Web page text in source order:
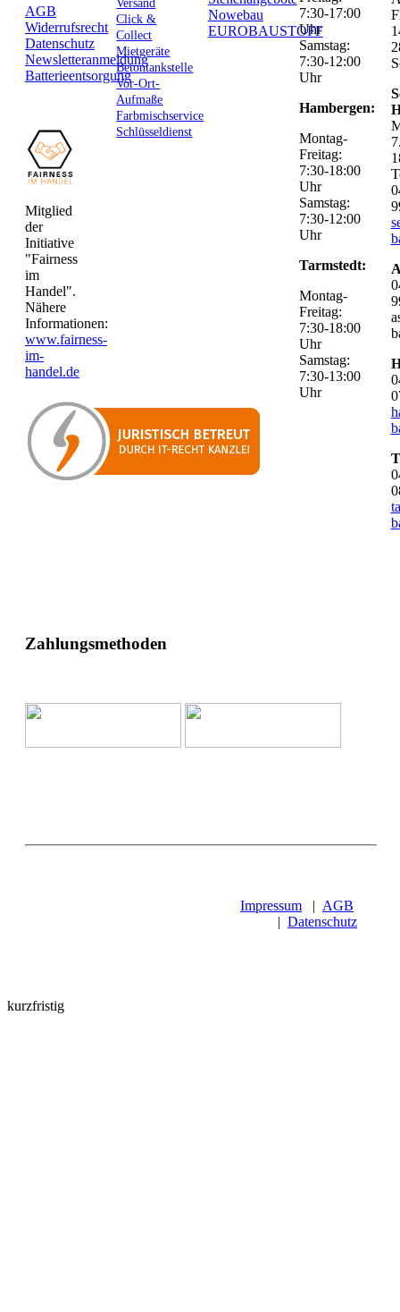
AGB
Widerrufsrecht
Datenschutz
Newsletteranmeldung
Batterieentsorgung
Mitglied
der
Initiative
"Fairness
im
Handel".
Nähere
Informationen:
www.fairness-
im-
handel.de
Versand
Click &
Collect
Mietgeräte
Betontankstelle
Vor-Ort-
Aufmaße
Farbmischservice
Schlüsseldienst
Nowebau
EUROBAUSTOFF
7:30-17:00
Uhr
Samstag:
7:30-12:00
Uhr
Hambergen:
Montag-
Freitag:
7:30-18:00
Uhr
Samstag:
7:30-12:00
Uhr
Tarmstedt:
Montag-
Freitag:
7:30-18:00
Uhr
Samstag:
7:30-13:00
Uhr
Zahlungsmethoden
Impressum | AGB
| Datenschutz
kurzfristig